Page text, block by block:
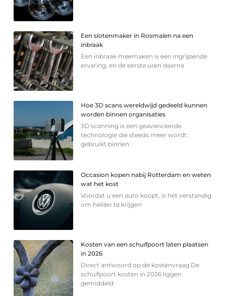
Een slotenmaker in Rosmalen na een
inbraak
Een inbraak meemaken is een ingrijpende
ervaring, en de eerste uren daarna
Hoe 3D scans wereldwijd gedeeld kunnen
worden binnen organisaties
3D scanning is een geavanceerde
technologie die steeds meer wordt
gebruikt binnen
Occasion kopen nabij Rotterdam en weten
wat het kost
Voordat u een auto koopt, is het verstandig
om helder te krijgen
Kosten van een schuifpoort laten plaatsen
in 2026
Direct antwoord op de kostenvraag De
schuifpoort kosten in 2026 liggen
gemiddeld